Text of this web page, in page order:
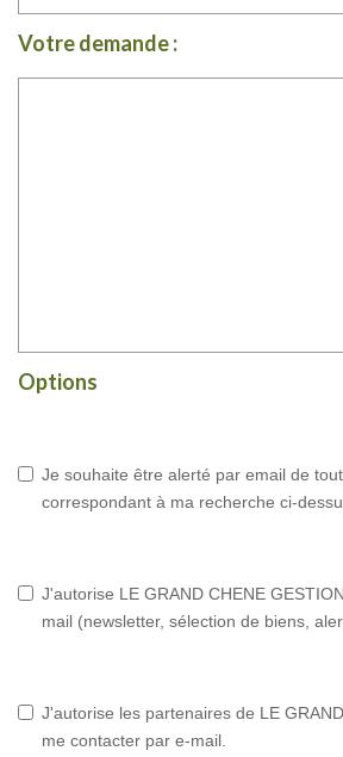
Votre demande :
Options
Je souhaite être alerté par email de
correspondant à ma recherche ci-
J'autorise LE GRAND CHENE
mail (newsletter, sélection de biens,
J'autorise les partenaires de LE
me contacter par e-mail.